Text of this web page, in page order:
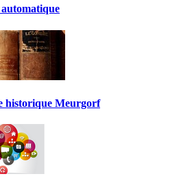
historique Meurgorf